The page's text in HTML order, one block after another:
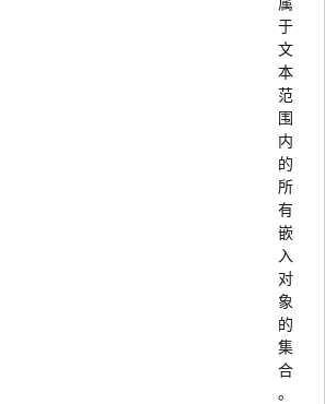
于
文
本
范
围
内
的
所
有
嵌
入
对
象
的
集
合
。